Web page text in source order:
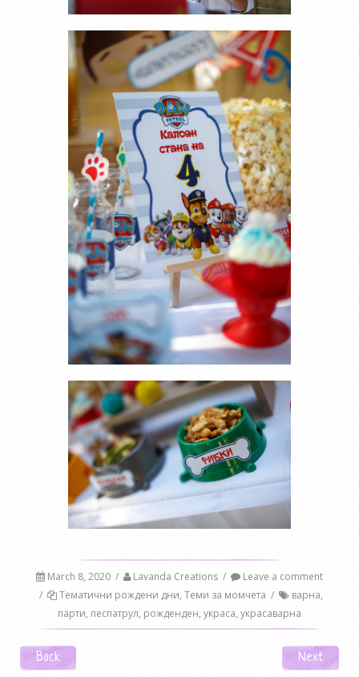
March 8, 2020 / Lavanda Creations /
Leave a comment
/
Тематични рождени дни, Теми за момчета / варна,
парти, песпатрул, рожденден, украса, украсаварна
Post navigation
Back Next